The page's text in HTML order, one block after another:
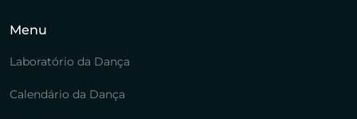
Menu
Laboratório da Dança
Calendário da Dança